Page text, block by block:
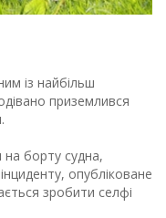
із найбільш
приземлився
борту судна,
опубліковане
зробити селфі